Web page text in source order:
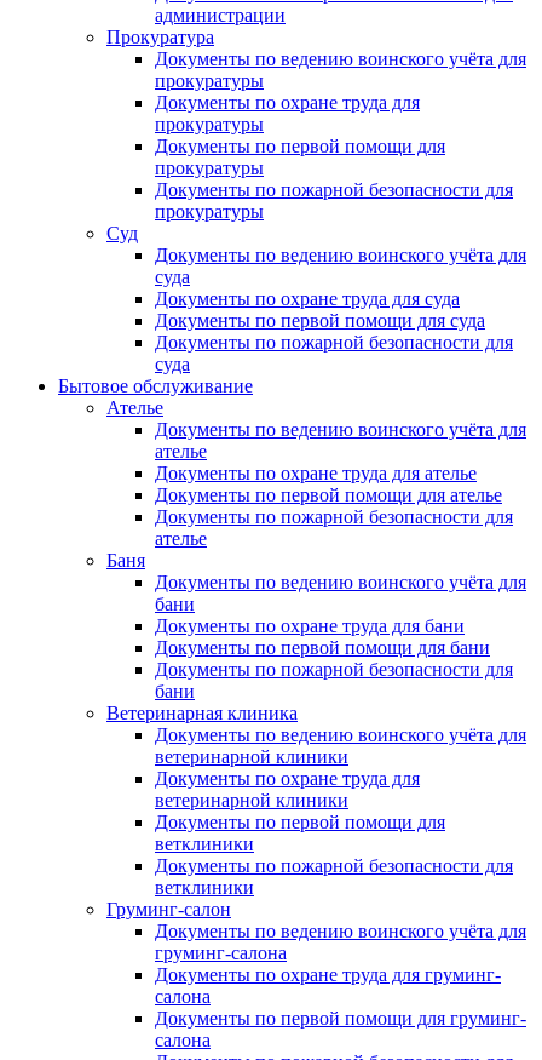
администрации
Прокуратура
Документы по ведению воинского учёта для
прокуратуры
Документы по охране труда для
прокуратуры
Документы по первой помощи для
прокуратуры
Документы по пожарной безопасности для
прокуратуры
Суд
Документы по ведению воинского учёта для
суда
Документы по охране труда для суда
Документы по первой помощи для суда
Документы по пожарной безопасности для
суда
Бытовое обслуживание
Ателье
Документы по ведению воинского учёта для
ателье
Документы по охране труда для ателье
Документы по первой помощи для ателье
Документы по пожарной безопасности для
ателье
Баня
Документы по ведению воинского учёта для
бани
Документы по охране труда для бани
Документы по первой помощи для бани
Документы по пожарной безопасности для
бани
Ветеринарная клиника
Документы по ведению воинского учёта для
ветеринарной клиники
Документы по охране труда для
ветеринарной клиники
Документы по первой помощи для
ветклиники
Документы по пожарной безопасности для
ветклиники
Груминг-салон
Документы по ведению воинского учёта для
груминг-салона
Документы по охране труда для груминг-
салона
Документы по первой помощи для груминг-
салона